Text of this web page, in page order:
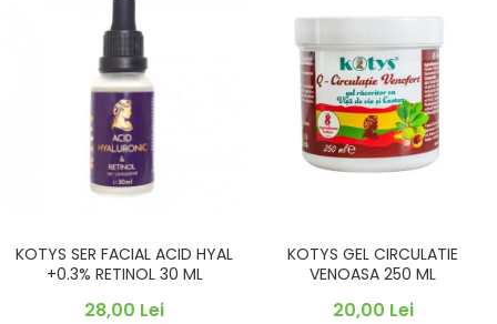
KOTYS SER FACIAL ACID HYAL
+0.3% RETINOL 30 ML
28,00 Lei
KOTYS GEL CIRCULATIE
VENOASA 250 ML
20,00 Lei